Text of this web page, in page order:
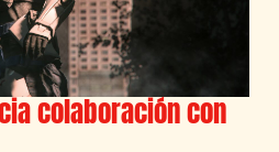
colaboración con